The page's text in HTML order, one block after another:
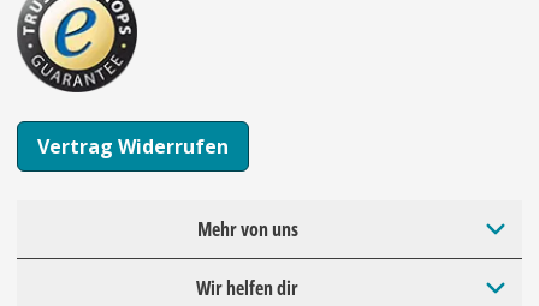
Vertrag Widerrufen
Mehr von uns
Wir helfen dir